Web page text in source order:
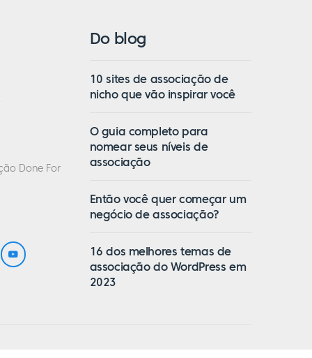
Done For
Do blog
10 sites de associação de
nicho que vão inspirar você
O guia completo para
nomear seus níveis de
associação
Então você quer começar um
negócio de associação?
16 dos melhores temas de
associação do WordPress em
2023